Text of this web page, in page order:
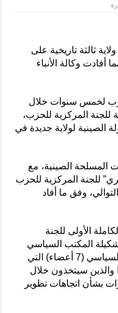
ثالثة تاريخية على
وكالة الأنباء
لخمس سنوات خلال
المركزية للحزب،
الصينية لولاية جديدة في
الصينية، مع
للجنة المركزية للحزب
وفق ما أفاد
الأولى للجنة
المكتب السياسي
(24 عضوا) واللجنة الدائمة للمكتب السياسي (7 أعضاء) التي
سيتخذون خلال
بشأن اتجاهات تطوير